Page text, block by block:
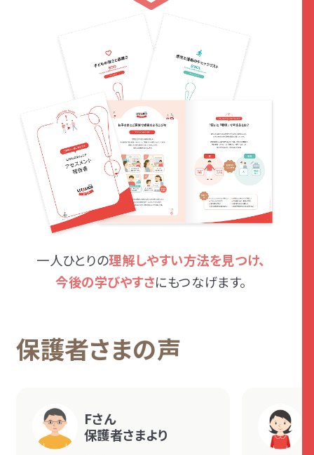
一人ひとりの理解しやすい方法を見つけ、
今後の学びやすさにもつなげます。
保護者さまの声
Fさん
保護者さまより